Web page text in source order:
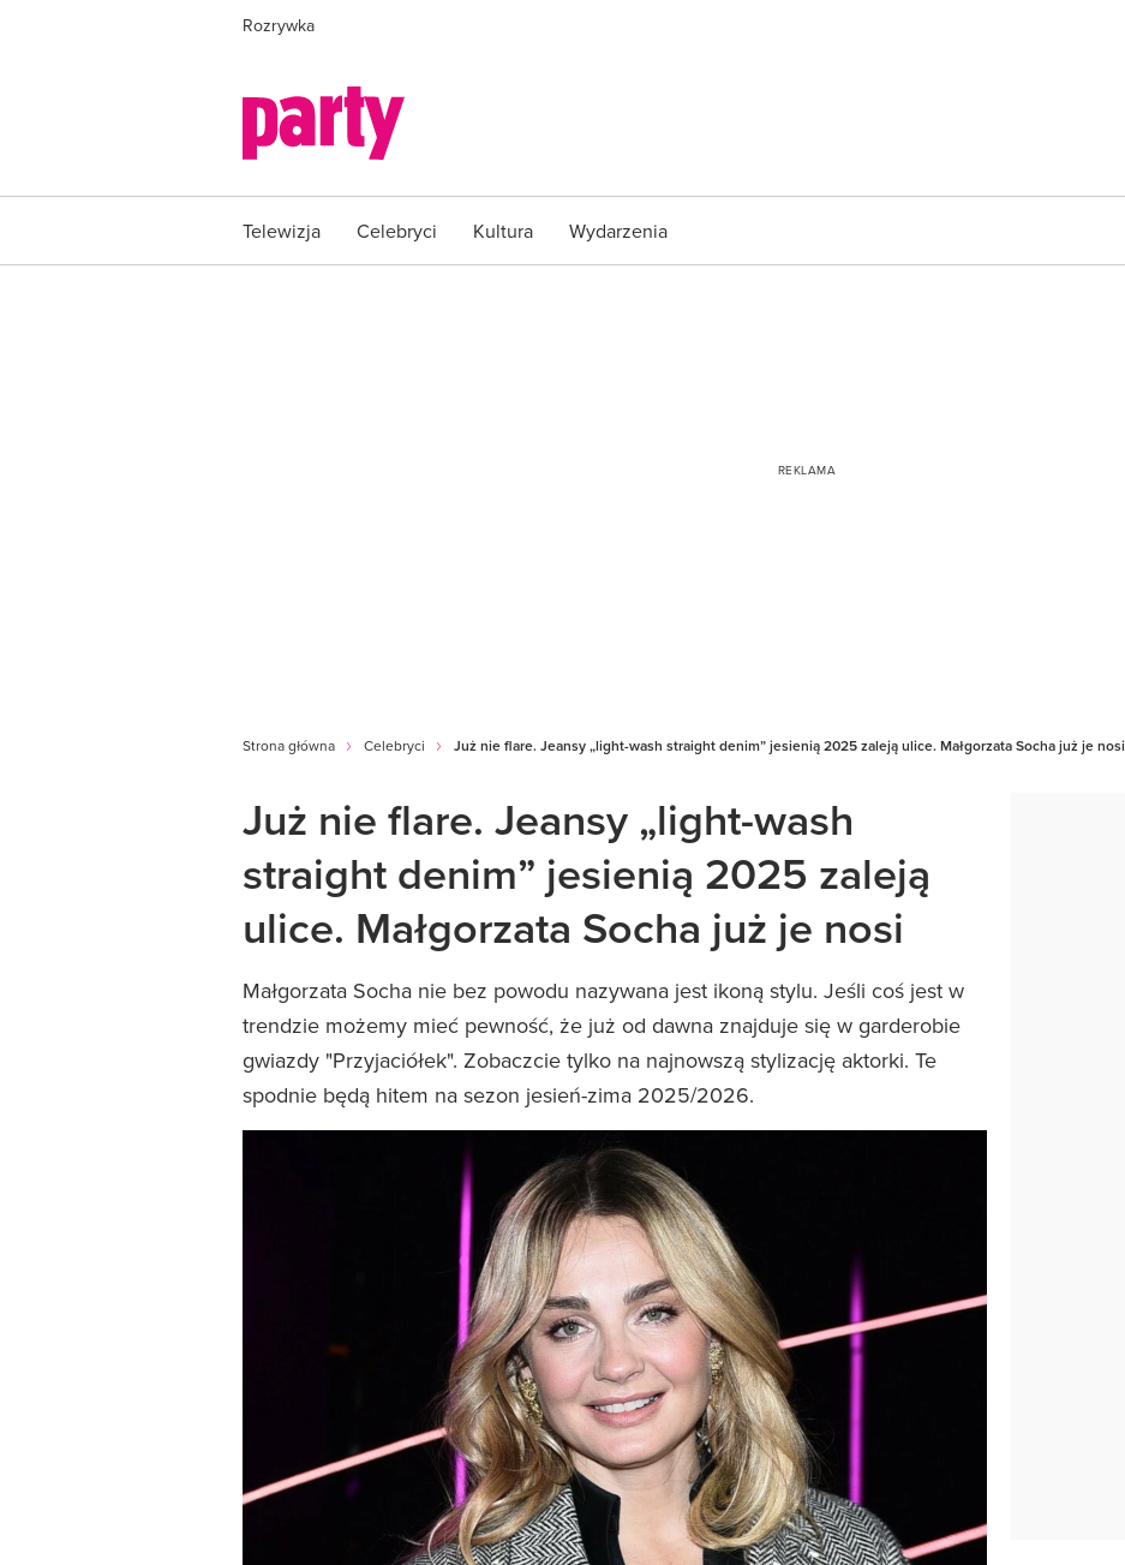
Rozrywka
Telewizja Celebryci Kultura Wydarzenia
Strona główna Celebryci Już nie flare. Jeansy „light-wash straight denim” jesienią 2025 zaleją ulice. Małgorzata Socha już je nosi
Już nie flare. Jeansy „light-wash
straight denim” jesienią 2025 zaleją
ulice. Małgorzata Socha już je nosi
Małgorzata Socha nie bez powodu nazywana jest ikoną stylu. Jeśli coś jest w
trendzie możemy mieć pewność, że już od dawna znajduje się w garderobie
gwiazdy "Przyjaciółek". Zobaczcie tylko na najnowszą stylizację aktorki. Te
spodnie będą hitem na sezon jesień-zima 2025/2026.